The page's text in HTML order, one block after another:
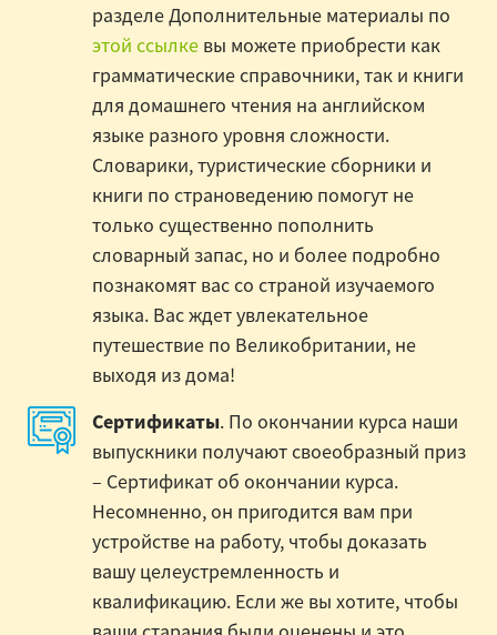
разделе Дополнительные материалы по
этой ссылке вы можете приобрести как
грамматические справочники, так и книги
для домашнего чтения на английском
языке разного уровня сложности.
Словарики, туристические сборники и
книги по страноведению помогут не
только существенно пополнить
словарный запас, но и более подробно
познакомят вас со страной изучаемого
языка. Вас ждет увлекательное
путешествие по Великобритании, не
выходя из дома!
Сертификаты. По окончании курса наши
выпускники получают своеобразный приз
– Сертификат об окончании курса.
Несомненно, он пригодится вам при
устройстве на работу, чтобы доказать
вашу целеустремленность и
квалификацию. Если же вы хотите, чтобы